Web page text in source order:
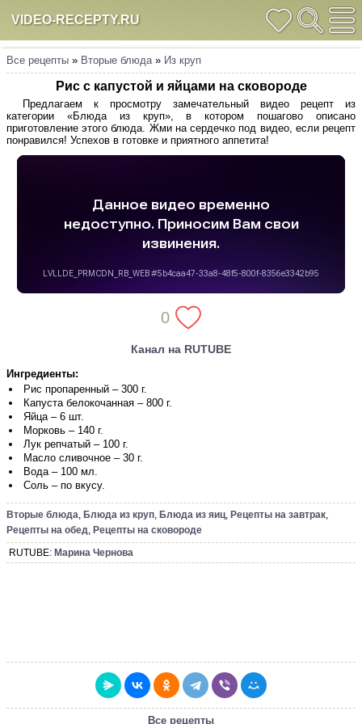
VIDEO-RECEPTY.RU
Все рецепты » Вторые блюда» Из круп
Рис с капустой и яйцами на сковороде
Предлагаем к просмотру замечательный видео рецепт из
категории «Блюда из круп», в котором пошагово описано
приготовление этого блюда. Жми на сердечко под видео, если рецепт
понравился! Успехов в готовке и приятного аппетита!
0
Канал на RUTUBE
Ингредиенты:
Рис пропаренный – 300 г.
Капуста белокочанная – 800 г.
Яйца – 6 шт.
Морковь – 140 г.
Лук репчатый – 100 г.
Масло сливочное – 30 г.
Вода – 100 мл.
Соль – по вкусу.
Вторые блюда, Блюда из круп, Блюда из яиц, Рецепты на завтрак,
Рецепты на обед, Рецепты на сковороде
RUTUBE: Марина Чернова
Все рецепты